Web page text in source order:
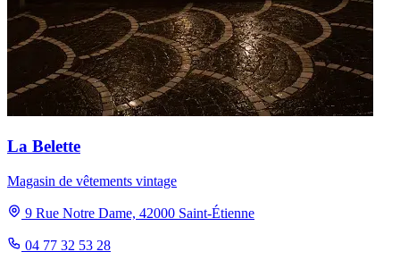
La Belette
Magasin de vêtements vintage
9 Rue Notre Dame, 42000 Saint-Étienne
04 77 32 53 28